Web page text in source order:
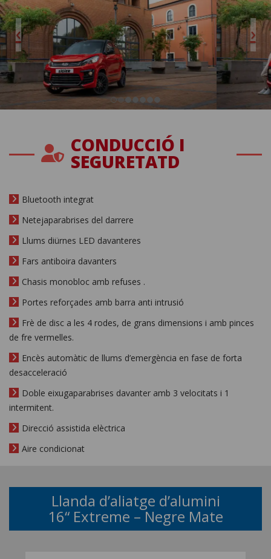
CONDUCCIÓ I
SEGURETATD
Bluetooth integrat
Netejaparabrises del darrere
Llums diürnes LED davanteres
Fars antiboira davanters
Chasis monobloc amb refuses .
Portes reforçades amb barra anti intrusió
Frè de disc a les 4 rodes, de grans dimensions i amb pinces
de fre vermelles.
Encès automàtic de llums d’emergència en fase de forta
desacceleració
Doble eixugaparabrises davanter amb 3 velocitats i 1
intermitent.
Direcció assistida elèctrica
Aire condicionat
Llanda d’aliatge d’alumini
16“ Extreme – Negre Mate